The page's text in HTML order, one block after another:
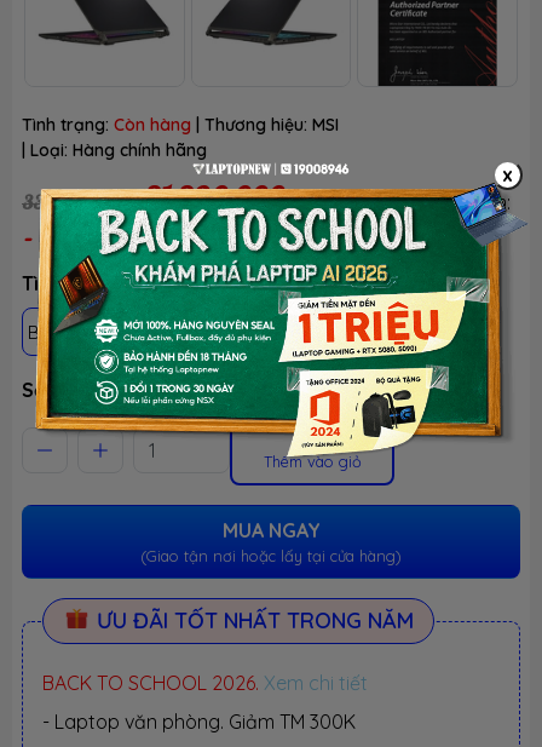
Tình trạng: Còn hàng | Thương hiệu: MSI
| Loại: Hàng chính hãng
33.990.000₫ 31.390.000₫ (Đã có VAT) Tiết kiệm:
- 8%
Tình trạng: Mới 100%, chưa active, fullbox
BH 24 THÁNG - 1 ĐỔI 1 TRONG 30 NGÀY LỖI NSX
Số lượng
Thêm vào giỏ
MUA NGAY
(Giao tận nơi hoặc lấy tại cửa hàng)
ƯU ĐÃI TỐT NHẤT TRONG NĂM
BACK TO SCHOOL 2026. Xem chi tiết
- Laptop văn phòng. Giảm TM 300K
x